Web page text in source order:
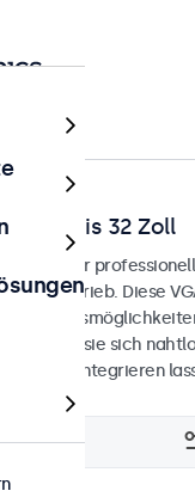
von 7 bis 32 Zoll
für
Betrieb. Diese
wodurch sie sich
integrieren